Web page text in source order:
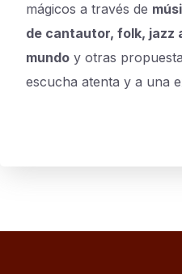
mágicos a través de
de cantautor, folk, jazz
mundo y otras
escucha atenta y a una